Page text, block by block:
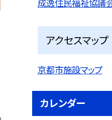
成逸住民福祉協議
アクセスマップ
京都市施設マップ
カレンダー